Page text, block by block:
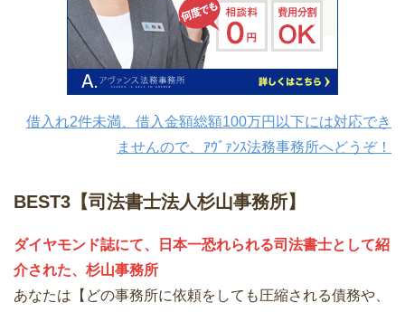
借入れ2件未満、借入金額総額100万円以下には対応でき
ませんので、ｱｳﾞｧﾝｽ法務事務所へどうぞ！
BEST3【司法書士法人杉山事務所】
ダイヤモンド誌にて、日本一恐れられる司法書士として紹
介された、杉山事務所
あなたは【どの事務所に依頼をしても圧縮される債務や、